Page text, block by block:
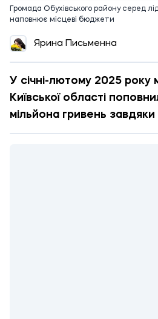
Громада Обухівського району серед
наповнює місцеві бюджети
Ярина Письменна
У січні-лютому 2025 року
Київської області
мільйона гривень